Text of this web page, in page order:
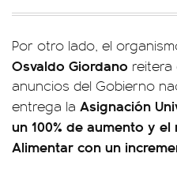
Por otro lado, el
Osvaldo Giordano
anuncios del Gobierno
entrega la Asignación
un 100% de aumento y
Alimentar con un